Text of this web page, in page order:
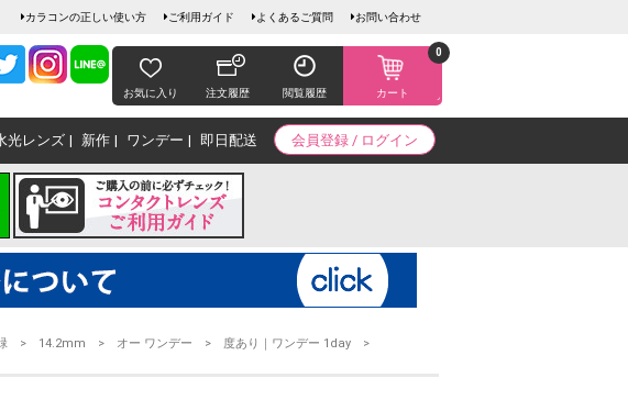
カラコンの正しい使い方 ご利用ガイド よくあるご質問 お問い合わせ
お気に入り 注文履歴 閲覧履歴 カート
0
会員登録 / ログイン
光レンズ 新作 ワンデー 即日配送
14.2mm オー ワンデー
度あり｜ワンデー 1day